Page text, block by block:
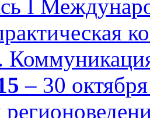
I
– 30